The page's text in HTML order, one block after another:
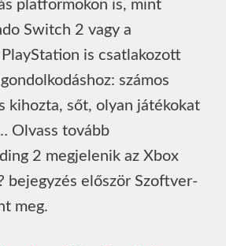
platformokon is, mint
Switch 2 vagy a
is csatlakozott
számos
kihozta, sőt, olyan játékokat
Olvass tovább
2 megjelenik az Xbox
bejegyzés először Szoftver-
meg.